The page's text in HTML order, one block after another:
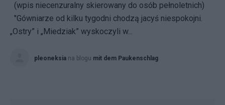
(wpis niecenzuralny skierowany do osób pełnoletnich)
"Gówniarze od kilku tygodni chodzą jacyś niespokojni.
„Ostry” i „Miedziak” wyskoczyli w...
pleoneksia na blogu mit dem Paukenschlag